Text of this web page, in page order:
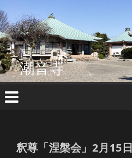
ン
テ
ン
ツ
へ
ス
キ
ッ
潮音寺
釈尊「涅槃会」2月15日